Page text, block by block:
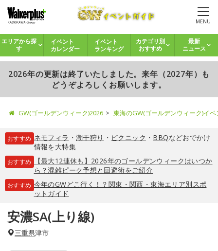
MENU
エリアから探
す
イベント
カレンダー
イベント
ランキング
カテゴリ別
おすすめ
最新
ニュース
2026年の更新は終了いたしました。来年（2027年）も
どうぞよろしくお願いします。
GW(ゴールデンウィーク)2026 東海のGW(ゴールデンウィーク)イ
おすすめ ネモフィラ ・ 潮干狩り ・ ピクニック ・ BBQなどおでかけ
情報を大特集
おすすめ
【最大12連休も】2026年のゴールデンウィークはいつか
ら？混雑ピーク予想と回避術をご紹介
おすすめ 今年のGWどこ行く！？関東・関西・東海エリア別スポ
ットガイド
安濃SA(上り線)
三重県津市